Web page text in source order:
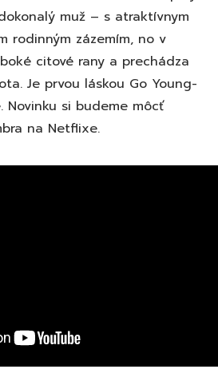
muž – s atraktívnym
rodinným zázemím, no v
citové rany a prechádza
Je prvou láskou Go Young-
Novinku si budeme môcť
na Netflixe.